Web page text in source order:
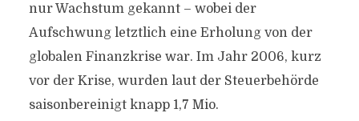
nur Wachstum gekannt – wobei der
Aufschwung letztlich eine Erholung von der
globalen Finanzkrise war. Im Jahr 2006, kurz
vor der Krise, wurden laut der Steuerbehörde
saisonbereinigt knapp 1,7 Mio.